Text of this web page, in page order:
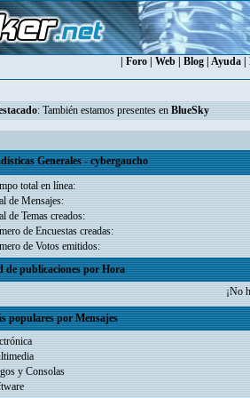
Foro| Web| Blog| Ayuda|
: También estamos presentes en BlueSky
Generales - cybergaucho
total en línea:
de Mensajes:
de Temas creados:
de Encuestas creadas:
de Votos emitidos:
de publicaciones por Hora
¡No
populares por Mensajes
y Consolas